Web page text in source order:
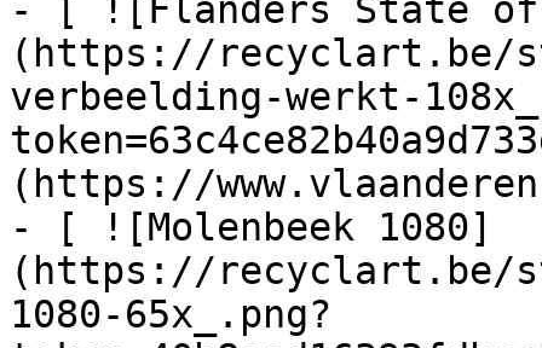
- [ ![Flanders State
(https://recyclart.be/
verbeelding-werkt-
(https://
- [ ![Molenbeek 1080]
(https://recyclart.be/
1080-65x_.png?